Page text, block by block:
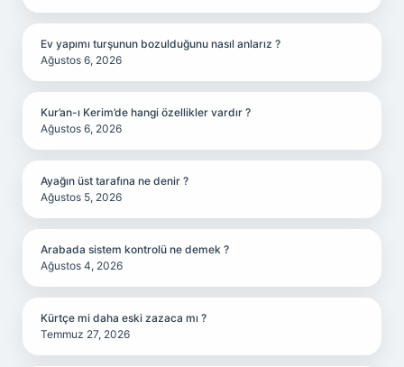
Ev yapımı turşunun bozulduğunu nasıl anlarız ?
Ağustos 6, 2026
Kur’an-ı Kerim’de hangi özellikler vardır ?
Ağustos 6, 2026
Ayağın üst tarafına ne denir ?
Ağustos 5, 2026
Arabada sistem kontrolü ne demek ?
Ağustos 4, 2026
Kürtçe mi daha eski zazaca mı ?
Temmuz 27, 2026